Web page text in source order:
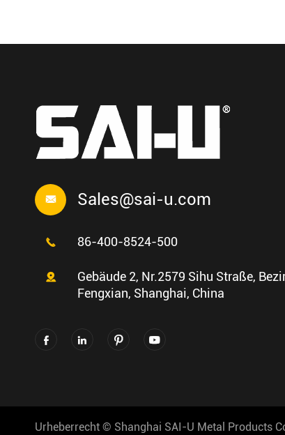
 Sales@sai-u.com
 86-400-8524-500

Gebäude 2, Nr.2579 Sihu Straße,
Fengxian, Shanghai, China
   
Urheberrecht © Shanghai SAI-U Metal Products